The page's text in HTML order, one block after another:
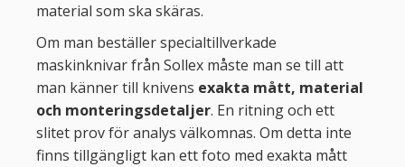
material som ska skäras.
Om man beställer specialtillverkade
maskinknivar från Sollex måste man se till att
man känner till knivens exakta mått, material
och monteringsdetaljer. En ritning och ett
slitet prov för analys välkomnas. Om detta inte
finns tillgängligt kan ett foto med exakta mått